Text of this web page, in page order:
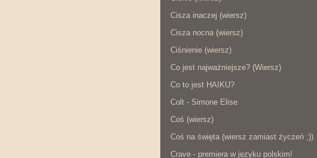
Cisza inaczej (wiersz)
Cisza nocna (wiersz)
Ciśnienie (wiersz)
Co jest najważniejsze? (Wiersz)
Co to jest HAIKU?
Colt - Simone Elise
Coś (wiersz)
Coś na święta (wiersz zamiast życzeń ;))
Crave - premiera w języku polskim!